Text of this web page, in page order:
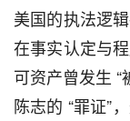
美国的执法逻
在事实认定与
可资产曾发生
陈志的 “罪证”